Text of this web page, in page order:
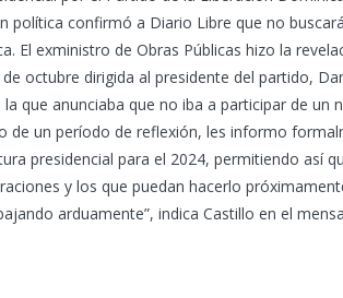
política confirmó a Diario Libre que no
El exministro de Obras Públicas hizo la
octubre dirigida al presidente del partido,
que anunciaba que no iba a participar de
de un período de reflexión, les informo
presidencial para el 2024, permitiendo así
y los que puedan hacerlo
arduamente”, indica Castillo en el